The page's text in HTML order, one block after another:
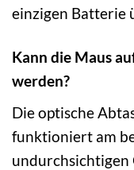
einzigen Batterie
Kann die Maus
werden?
Die optische
funktioniert am
undurchsichtigen